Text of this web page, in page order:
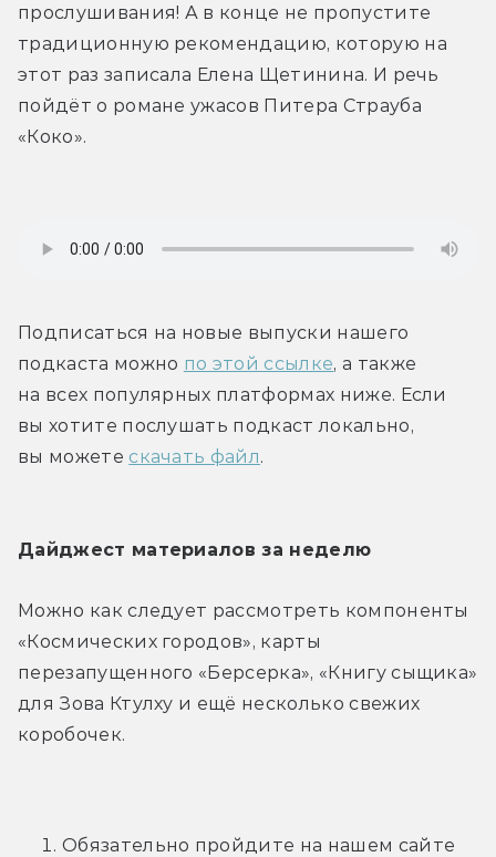
прослушивания! А в конце не пропустите
традиционную рекомендацию, которую на
этот раз записала Елена Щетинина. И речь
пойдёт о романе ужасов Питера Страуба
«Коко».
Подписаться на новые выпуски нашего
подкаста можно по этой ссылке, а также
на всех популярных платформах ниже. Если
вы хотите послушать подкаст локально,
вы можете скачать файл.
Дайджест материалов за неделю
Можно как следует рассмотреть компоненты
«Космических городов», карты
перезапущенного «Берсерка», «Книгу сыщика»
для Зова Ктулху и ещё несколько свежих
коробочек.
Обязательно пройдите на нашем сайте